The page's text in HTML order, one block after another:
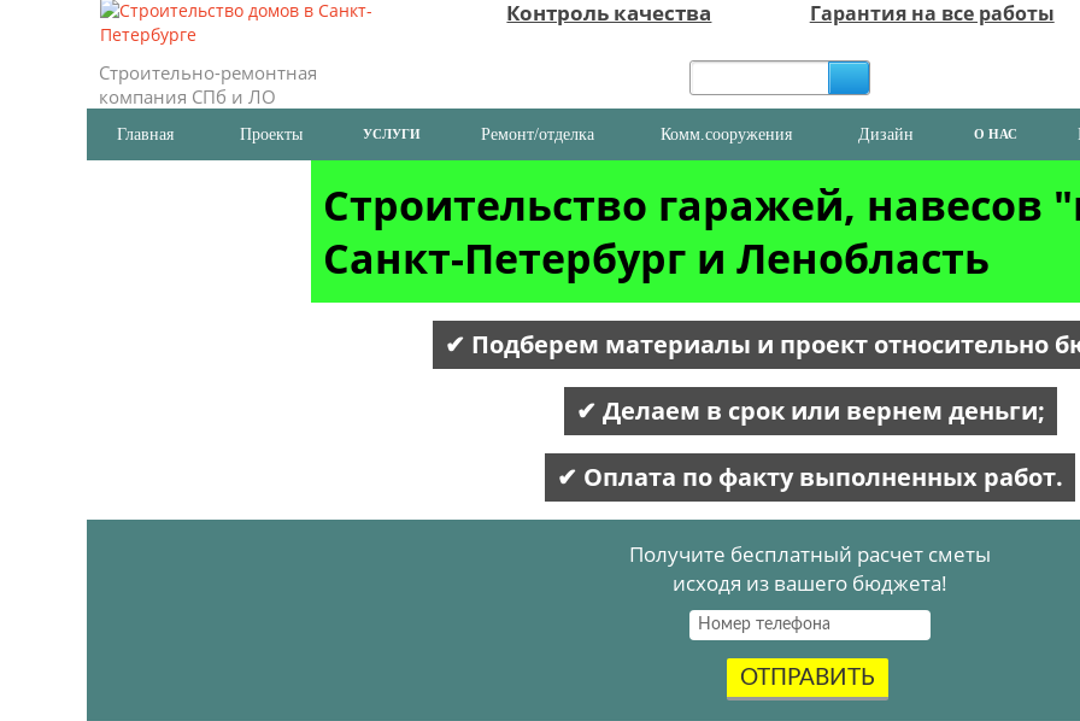
Контроль качества Гарантия на все работы
Строительно-ремонтная
компания СПб и ЛО
Главная Проекты УСЛУГИ Ремонт/отделка Комм.сооружения Дизайн О НАС
Строительство гаражей, навесов
Санкт-Петербург и Ленобласть
✔ Подберем материалы и проект относительно
✔ Делаем в срок или вернем деньги;
✔ Оплата по факту выполненных работ.
Получите бесплатный расчет сметы
исходя из вашего бюджета!
ОТПРАВИТЬ